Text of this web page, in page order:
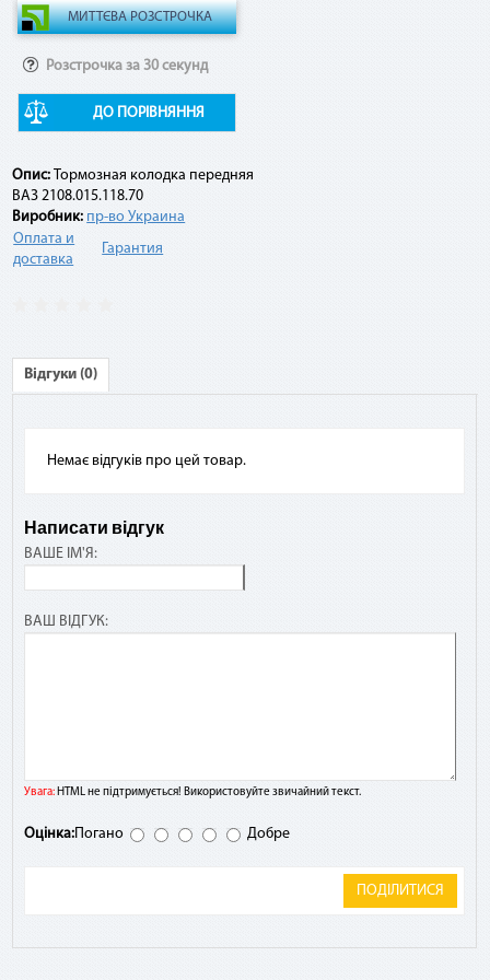
Розстрочка за 30 секунд
ДО ПОРІВНЯННЯ
Опис: Тормозная колодка передняя
ВАЗ 2108.015.118.70
Виробник: пр-во Украина
Оплата и
доставка
Гарантия
Відгуки (0)
Немає відгуків про цей товар.
Написати відгук
ВАШЕ ІМ'Я:
ВАШ ВІДГУК:
Увага:HTML не підтримується! Використовуйте звичайний текст.
Оцінка:Погано Добре
ПОДІЛИТИСЯ
Например:
Договор по «Мгновенной рассрочке» оформлен на 10
платежей на сумму 10 000 грн. По списанию третьего
платежа подается заявка на досрочное погашение. При
000 грн - 3 * 1 000 грн) + комиссия 2,9 % (10 000 грн * 2,9 %) =
7 290 грн.